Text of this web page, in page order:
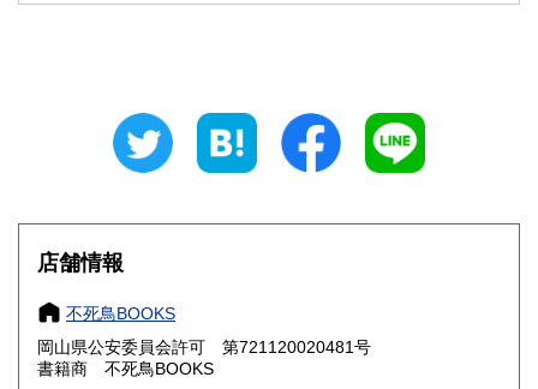
埼玉県 千葉県
300円 富山県
300円 福井県
300円 300円
岐阜県
愛知県
滋賀県 300円
店舗情報
不死鳥BOOKS
岡山県公安委員会許可 第721120020481号
書籍商 不死鳥BOOKS